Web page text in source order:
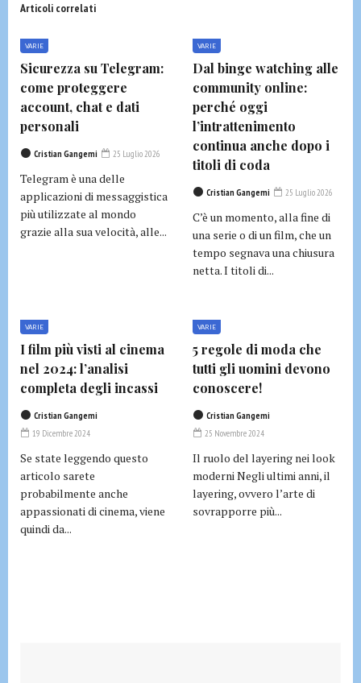
Articoli correlati
VARIE
Sicurezza su Telegram:
come proteggere
account, chat e dati
personali
Cristian Gangemi 25 Luglio 2026
Telegram è una delle
applicazioni di messaggistica
più utilizzate al mondo
grazie alla sua velocità, alle...
VARIE
Dal binge watching alle
community online:
perché oggi
l’intrattenimento
continua anche dopo i
titoli di coda
Cristian Gangemi 25 Luglio 2026
C’è un momento, alla fine di
una serie o di un film, che un
tempo segnava una chiusura
netta. I titoli di...
VARIE
I film più visti al cinema
nel 2024: l’analisi
completa degli incassi
Cristian Gangemi
19 Dicembre 2024
Se state leggendo questo
articolo sarete
probabilmente anche
appassionati di cinema, viene
quindi da...
VARIE
5 regole di moda che
tutti gli uomini devono
conoscere!
Cristian Gangemi
25 Novembre 2024
Il ruolo del layering nei look
moderni Negli ultimi anni, il
layering, ovvero l’arte di
sovrapporre più...